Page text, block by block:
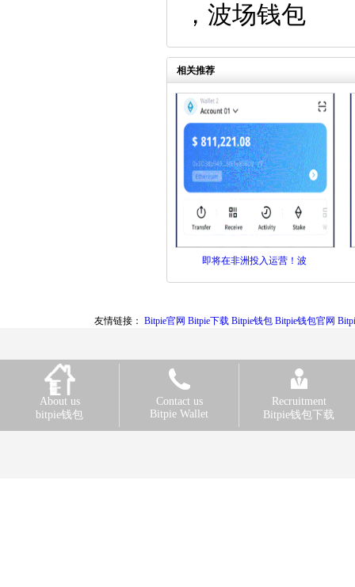
，波场钱包
相关推荐
即将在非洲投入运营！波
友情链接： Bitpie官网 Bitpie下载 Bitpie钱包 Bitpie钱包官网
About us
bitpie钱包
Contact us
Bitpie Wallet
Recruitment
Bitpie钱包下载